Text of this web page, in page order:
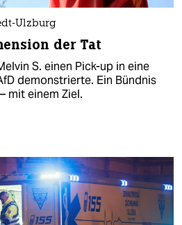
Ulzburg
der Tat
S. einen Pick-up in eine
demonstrierte. Ein Bündnis
mit einem Ziel.